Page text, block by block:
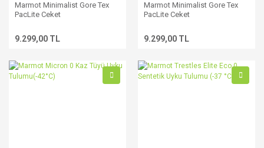
Marmot Minimalist Gore Tex
PacLite Ceket
9.299,00 TL
Marmot Minimalist Gore Tex
PacLite Ceket
9.299,00 TL